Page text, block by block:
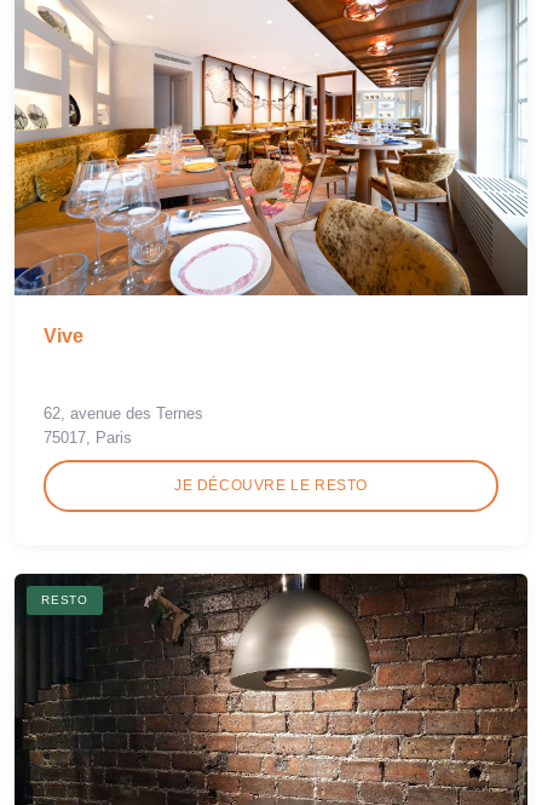
Vive
62, avenue des Ternes
75017, Paris
JE DÉCOUVRE LE RESTO
RESTO